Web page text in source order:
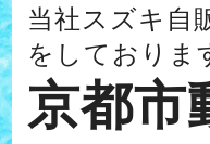
当社スズキ自
をしておりま
京都市